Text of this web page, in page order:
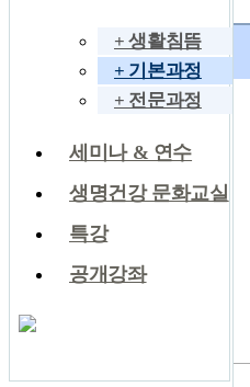
+ 생활침뜸
+ 기본과정
+ 전문과정
세미나 & 연수
생명건강 문화교실
특강
공개강좌